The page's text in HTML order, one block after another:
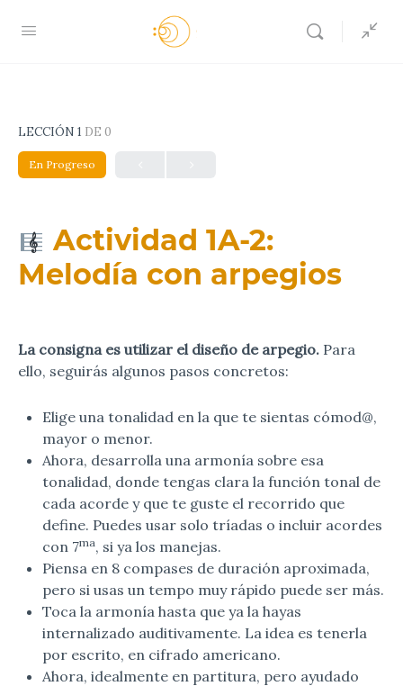
LECCIÓN 1 DE 0
En Progreso
Actividad 1A-2:
Melodía con arpegios
La consigna es utilizar el diseño de arpegio. Para
ello, seguirás algunos pasos concretos:
Elige una tonalidad en la que te sientas cómod@,
mayor o menor.
Ahora, desarrolla una armonía sobre esa
tonalidad, donde tengas clara la función tonal de
cada acorde y que te guste el recorrido que
define. Puedes usar solo tríadas o incluir acordes
con 7ma, si ya los manejas.
Piensa en 8 compases de duración aproximada,
pero si usas un tempo muy rápido puede ser más.
Toca la armonía hasta que ya la hayas
internalizado auditivamente. La idea es tenerla
por escrito, en cifrado americano.
Ahora, idealmente en partitura, pero ayudado